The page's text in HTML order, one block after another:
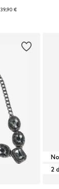
39,90 €
2